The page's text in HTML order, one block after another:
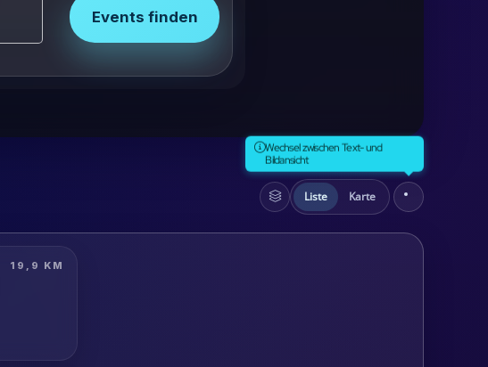
Events finden
Liste Karte
Wechsel zwischen Text- und
Bildansicht
19,9 KM